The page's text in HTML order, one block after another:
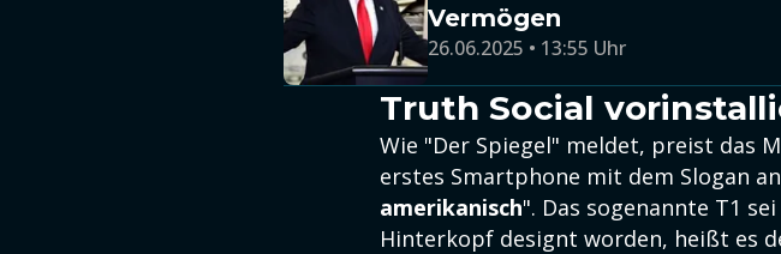
Vermögen
26.06.2025 • 13:55 Uhr
Truth Social
Wie "Der Spiegel" meldet, preist das
erstes Smartphone mit dem Slogan
amerikanisch". Das sogenannte T1
Hinterkopf designt worden, heißt es